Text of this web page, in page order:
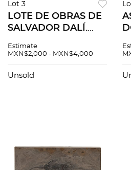
Lot 3
LOTE DE OBRAS DE
SALVADOR DALÍ.
celebrities edition.
b) Essays of Michel
Estimate
MXN$2,000 - MXN$4,000
Unsold
/